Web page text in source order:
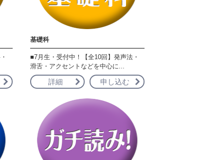
基礎科
■7月生・受付中！【全10回】発声法・
滑舌・アクセントなどを中心に...
詳細 申し込む